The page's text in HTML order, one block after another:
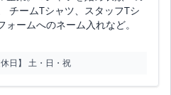
チームTシャツ、スタッフTシ
ームへのネーム入れなど。
休日】 土・日・祝